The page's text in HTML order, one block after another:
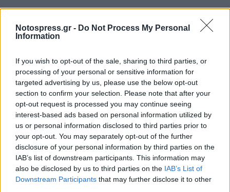
Notospress.gr - Do Not Process My Personal
Information
If you wish to opt-out of the sale, sharing to third parties, or
processing of your personal or sensitive information for
targeted advertising by us, please use the below opt-out
section to confirm your selection. Please note that after your
opt-out request is processed you may continue seeing
interest-based ads based on personal information utilized by
us or personal information disclosed to third parties prior to
your opt-out. You may separately opt-out of the further
disclosure of your personal information by third parties on the
IAB’s list of downstream participants. This information may
also be disclosed by us to third parties on the IAB’s List of
Downstream Participants that may further disclose it to other